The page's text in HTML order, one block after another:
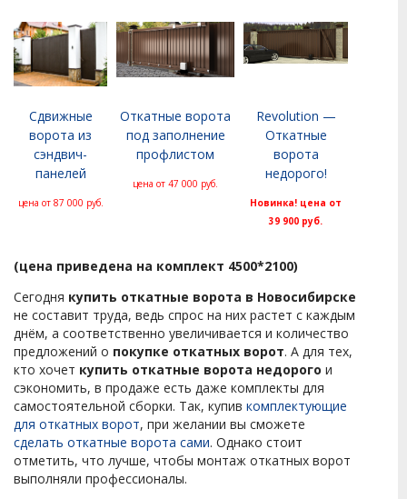
Сдвижные
ворота из
сэндвич-
панелей
цена от 87 000 руб.
Откатные ворота
под заполнение
профлистом
цена от 47 000 руб.
Revolution —
Откатные
ворота
недорого!
Новинка! цена от
39 900 руб.
(цена приведена на комплект 4500*2100)
Сегодня купить откатные ворота в Новосибирске
не составит труда, ведь спрос на них растет с каждым
днём, а соответственно увеличивается и количество
предложений о покупке откатных ворот. А для тех,
кто хочет купить откатные ворота недорого и
сэкономить, в продаже есть даже комплекты для
самостоятельной сборки. Так, купив комплектующие
для откатных ворот, при желании вы сможете
сделать откатные ворота сами. Однако стоит
отметить, что лучше, чтобы монтаж откатных ворот
выполняли профессионалы.